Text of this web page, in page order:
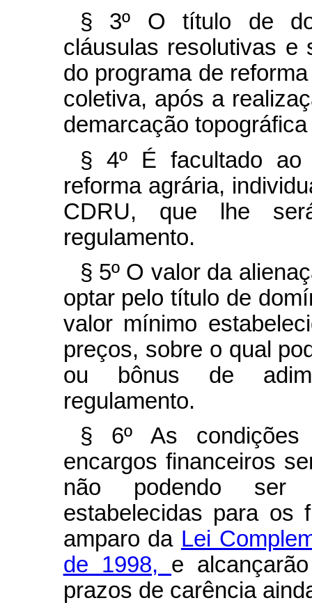
§ 3º O título de
cláusulas resolutivas e
do programa de
coletiva, após a
demarcação
§ 4º É facultado ao
reforma agrária,
CDRU, que lhe
regulamento.
§ 5º O valor da
optar pelo título de
valor mínimo
preços, sobre o qual
ou bônus de
regulamento.
§ 6º As condições
encargos financeiros
não podendo ser
estabelecidas para os
amparo da Lei
de 1998, e
prazos de carência